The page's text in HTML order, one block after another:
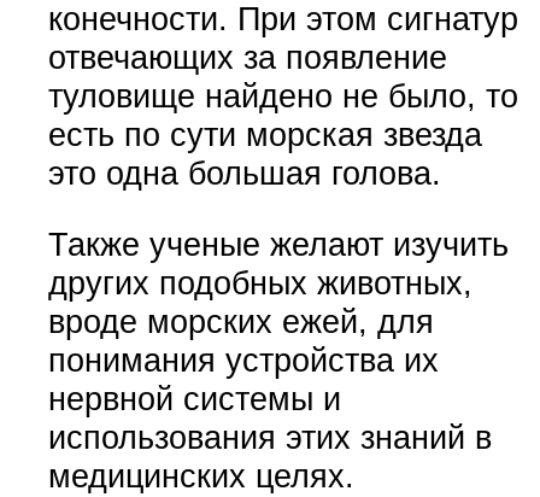
конечности. При этом сигнатур
отвечающих за появление
туловище найдено не было, то
есть по сути морская звезда
это одна большая голова.
Также ученые желают изучить
других подобных животных,
вроде морских ежей, для
понимания устройства их
нервной системы и
использования этих знаний в
медицинских целях.